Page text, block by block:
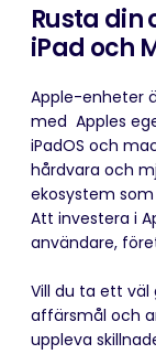
Rusta din
iPad och
Apple-enheter
med Apples
iPadOS och
hårdvara och
ekosystem
Att investera i
användare,
Vill du ta ett
affärsmål och
uppleva